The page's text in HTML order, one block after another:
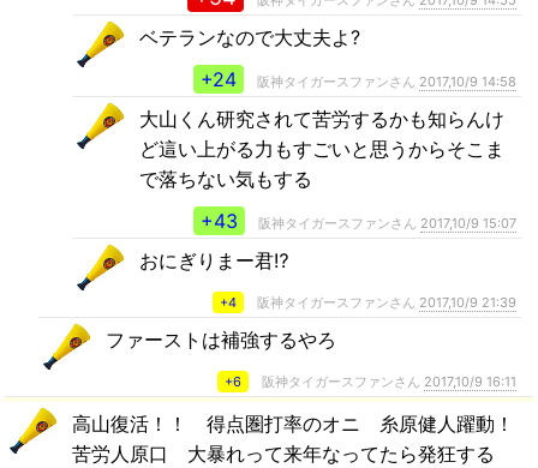
ベテランなので大丈夫よ?
+24
阪神タイガースファンさん 2017,10/9 14:58
大山くん研究されて苦労するかも知らんけ
ど這い上がる力もすごいと思うからそこま
で落ちない気もする
+43
阪神タイガースファンさん 2017,10/9 15:07
おにぎりまー君⁉
+4 阪神タイガースファンさん 2017,10/9 21:39
ファーストは補強するやろ
+6 阪神タイガースファンさん 2017,10/9 16:11
高山復活！！ 得点圏打率のオニ 糸原健人躍動！
苦労人原口 大暴れって来年なってたら発狂する